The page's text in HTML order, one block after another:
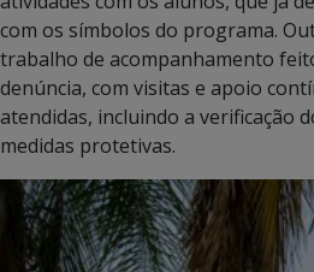
com os símbolos do programa.
trabalho de acompanhamento
denúncia, com visitas e apoio
atendidas, incluindo a verificação
medidas protetivas.